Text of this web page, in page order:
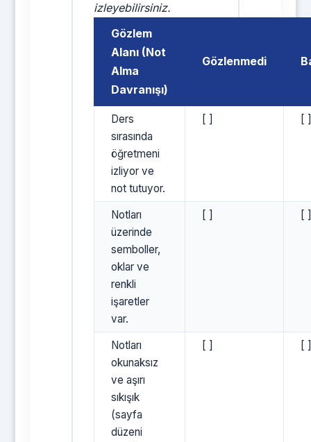
izleyebilirsiniz.
Gözlem
Alanı (Not
Alma
Davranışı)
Gözlenmedi
Ders
sırasında
öğretmeni
izliyor ve
not tutuyor.
[ ] [ ]
Notları
üzerinde
semboller,
oklar ve
renkli
işaretler
var.
[ ] [ ]
Notları
okunaksız
ve aşırı
sıkışık
(sayfa
düzeni
[ ] [ ]